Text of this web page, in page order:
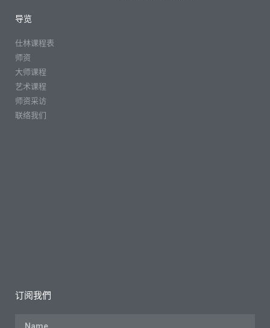
导览
仕林课程表
师资
大师课程
艺术课程
师资采访
联络我们
订阅我們